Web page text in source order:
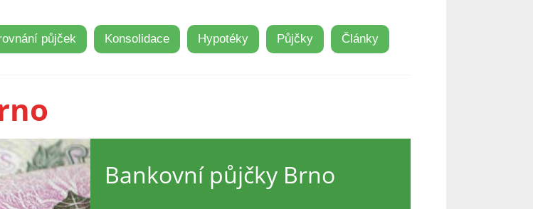
půjček Konsolidace Hypotéky Půjčky Články
Bankovní půjčky Brno